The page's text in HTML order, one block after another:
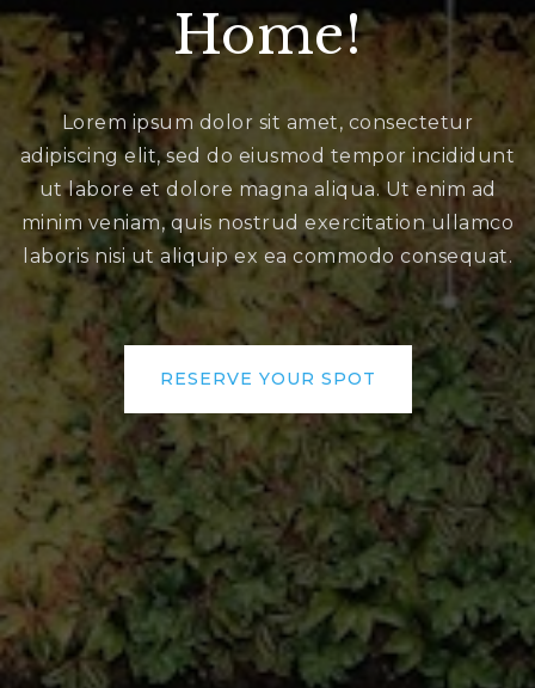
Home!
Lorem ipsum dolor sit amet, consectetur
adipiscing elit, sed do eiusmod tempor incididunt
ut labore et dolore magna aliqua. Ut enim ad
minim veniam, quis nostrud exercitation ullamco
laboris nisi ut aliquip ex ea commodo consequat.
RESERVE YOUR SPOT